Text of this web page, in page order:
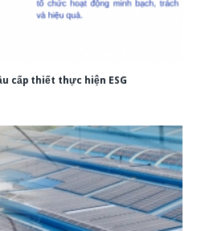
cấp thiết thực hiện ESG